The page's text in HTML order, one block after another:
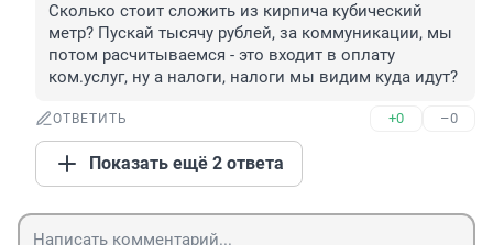
Сколько стоит сложить из кирпича кубический
метр? Пускай тысячу рублей, за коммуникации, мы
потом расчитываемся - это входит в оплату
ком.услуг, ну а налоги, налоги мы видим куда идут?
ОТВЕТИТЬ +0 –0
Показать ещё 2 ответа